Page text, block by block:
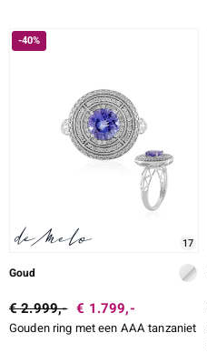
-40%
17
Goud
€ 2.999,- € 1.799,-
Gouden ring met een AAA tanzaniet